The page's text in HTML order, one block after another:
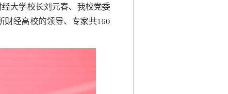
大学校长刘元春、我校党委
经高校的领导、专家共160